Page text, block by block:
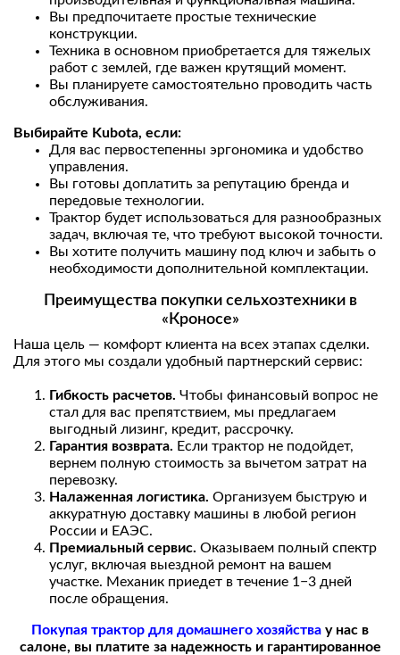
Вы предпочитаете простые технические
конструкции.
Техника в основном приобретается для тяжелых
работ с землей, где важен крутящий момент.
Вы планируете самостоятельно проводить часть
обслуживания.
Выбирайте Kubota, если:
Для вас первостепенны эргономика и удобство
управления.
Вы готовы доплатить за репутацию бренда и
передовые технологии.
Трактор будет использоваться для разнообразных
задач, включая те, что требуют высокой точности.
Вы хотите получить машину под ключ и забыть о
необходимости дополнительной комплектации.
Преимущества покупки сельхозтехники в
«Кроносе»
Наша цель — комфорт клиента на всех этапах сделки.
Для этого мы создали удобный партнерский сервис:
Гибкость расчетов. Чтобы финансовый вопрос не
стал для вас препятствием, мы предлагаем
выгодный лизинг, кредит, рассрочку.
Гарантия возврата. Если трактор не подойдет,
вернем полную стоимость за вычетом затрат на
перевозку.
Налаженная логистика. Организуем быструю и
аккуратную доставку машины в любой регион
России и ЕАЭС.
Премиальный сервис. Оказываем полный спектр
услуг, включая выездной ремонт на вашем
участке. Механик приедет в течение 1−3 дней
после обращения.
Покупая трактор для домашнего хозяйства у нас в
салоне, вы платите за надежность и гарантированное